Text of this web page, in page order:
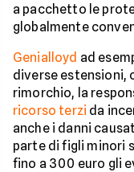
a pacchetto le
globalmente
Genialloyd ad
diverse estensioni,
rimorchio, la
ricorso terzi da
anche i danni
parte di figli minori
fino a 300 euro gli